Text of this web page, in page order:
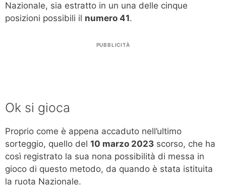
Nazionale, sia estratto in un una delle cinque
posizioni possibili il numero 41.
PUBBLICITÀ
Ok si gioca
Proprio come è appena accaduto nell’ultimo
sorteggio, quello del 10 marzo 2023 scorso, che ha
così registrato la sua nona possibilità di messa in
gioco di questo metodo, da quando è stata istituita
la ruota Nazionale.